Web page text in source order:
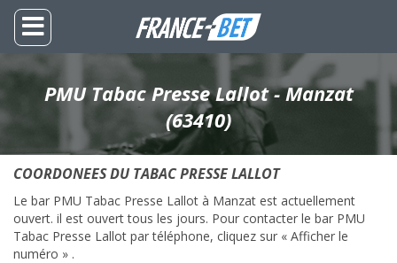
PMU Tabac Presse Lallot - Manzat
(63410)
COORDONEES DU TABAC PRESSE LALLOT
Le bar PMU Tabac Presse Lallot à Manzat est actuellement
ouvert. il est ouvert tous les jours. Pour contacter le bar PMU
Tabac Presse Lallot par téléphone, cliquez sur « Afficher le
numéro » .